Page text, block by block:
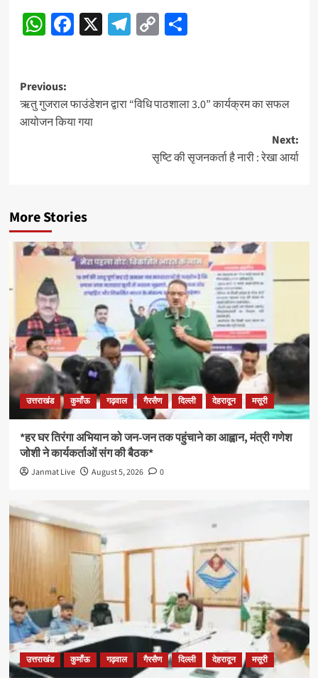
WhatsApp
Facebook
X Telegram
CopyShare
Post
navigation
Previous:
ऋतु गुजराल फाउंडेशन द्वारा “विधि पाठशाला 3.0” कार्यक्रम का सफल
आयोजन किया गया
Next:
सृष्टि की सृजनकर्ता है नारी : रेखा आर्या
More Stories
उत्तराखंड कुमाँऊ गढ़वाल गैरसैण दिल्ली देहरादून मसूरी
*हर घर तिरंगा अभियान को जन-जन तक पहुंचाने का आह्वान, मंत्री गणेश
जोशी ने कार्यकर्ताओं संग की बैठक*
Janmat Live August 5, 2026 0
उत्तराखंड कुमाँऊ गढ़वाल गैरसैण दिल्ली देहरादून मसूरी